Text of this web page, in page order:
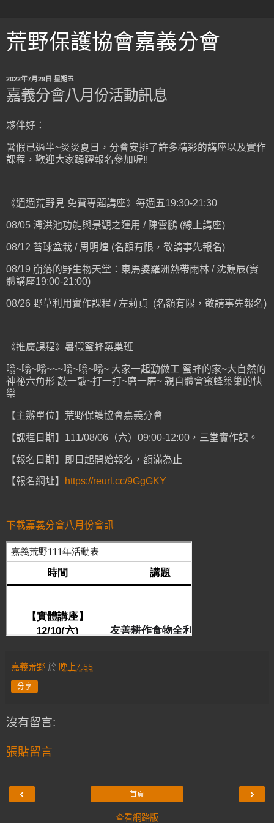
荒野保護協會嘉義分會
2022年7月29日 星期五
嘉義分會八月份活動訊息
夥伴好：
暑假已過半~炎炎夏日，分會安排了許多精彩的講座以及實作
課程，歡迎大家踴躍報名參加喔!!
《週週荒野見 免費專題講座》每週五19:30-21:30
08/05 滯洪池功能與景觀之運用 / 陳雲鵬 (線上講座)
08/12 苔球盆栽 / 周明煌 (名額有限，敬請事先報名)
08/19 崩落的野生物天堂：東馬婆羅洲熱帶雨林 / 沈競辰(實
體講座19:00-21:00)
08/26 野草利用實作課程 / 左莉貞 (名額有限，敬請事先報名)
《推廣課程》暑假蜜蜂築巢班
嗡~嗡~嗡~~~嗡~嗡~嗡~ 大家一起勤做工 蜜蜂的家~大自然的
神祕六角形 敲一敲~打一打~磨一磨~ 親自體會蜜蜂築巢的快
樂
【主辦單位】荒野保護協會嘉義分會
【課程日期】111/08/06（六）09:00-12:00，三堂實作課。
【報名日期】即日起開始報名，額滿為止
【報名網址】 https://reurl.cc/9GgGKY
下載嘉義分會八月份會訊
嘉義荒野 於 晚上7:55
分享
沒有留言:
張貼留言
‹ ›
首頁
查看網路版